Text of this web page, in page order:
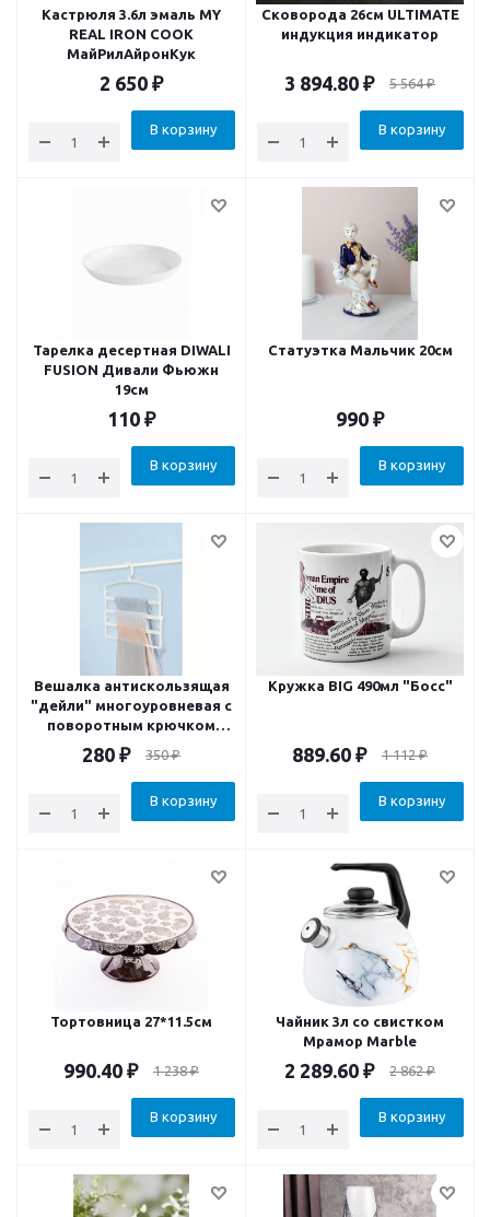
Кастрюля 3.6л эмаль MY
REAL IRON COOK
МайРилАйронКук
2 650 ₽
В корзину
Сковорода 26см ULTIMATE
индукция индикатор
3 894.80 ₽ 5 564₽
В корзину
Тарелка десертная DIWALI
FUSION Дивали Фьюжн
19см
110 ₽
В корзину
Статуэтка Мальчик 20см
990 ₽
В корзину
Вешалка антискользящая
"дейли" многоуровневая с
поворотным крючком
складная для брюк юбок
280 ₽ 350₽
В корзину
Кружка BIG 490мл "Босс"
889.60 ₽ 1 112₽
В корзину
Тортовница 27*11.5см
990.40 ₽ 1 238₽
В корзину
Чайник 3л со свистком
Мрамор Marble
2 289.60 ₽ 2 862₽
В корзину